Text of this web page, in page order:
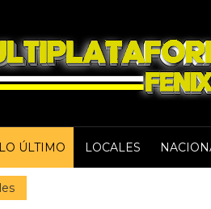
LO ÚLTIMO LOCALES